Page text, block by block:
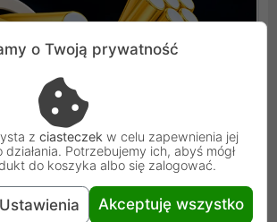
dopasowana do Twoich potrzeb
o Twoją prywatność
z ciasteczek w celu zapewnienia jej
działania. Potrzebujemy ich, abyś mógł
do koszyka albo się zalogować.
Ustawienia Akceptuję wszystko